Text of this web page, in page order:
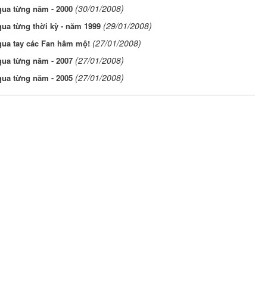
từng năm - 2000 (30/01/2008)
từng thời kỳ - năm 1999 (29/01/2008)
tay các Fan hâm mộ! (27/01/2008)
từng năm - 2007 (27/01/2008)
từng năm - 2005 (27/01/2008)